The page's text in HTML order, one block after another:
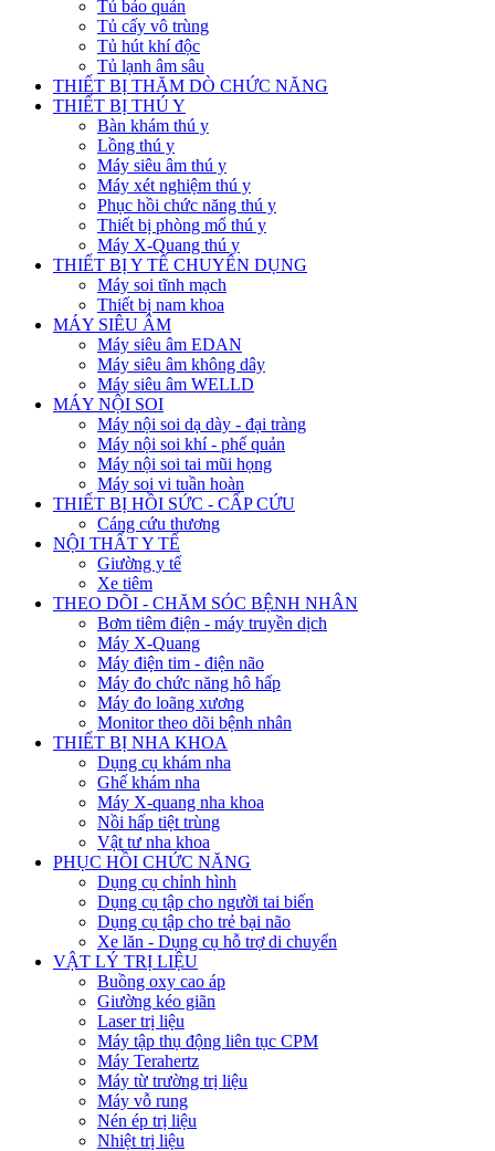
Tủ bảo quản
Tủ cấy vô trùng
Tủ hút khí độc
Tủ lạnh âm sâu
THIẾT BỊ THĂM DÒ CHỨC NĂNG
THIẾT BỊ THÚ Y
Bàn khám thú y
Lồng thú y
Máy siêu âm thú y
Máy xét nghiệm thú y
Phục hồi chức năng thú y
Thiết bị phòng mổ thú y
Máy X-Quang thú y
THIẾT BỊ Y TẾ CHUYÊN DỤNG
Máy soi tĩnh mạch
Thiết bị nam khoa
MÁY SIÊU ÂM
Máy siêu âm EDAN
Máy siêu âm không dây
Máy siêu âm WELLD
MÁY NỘI SOI
Máy nội soi dạ dày - đại tràng
Máy nội soi khí - phế quản
Máy nội soi tai mũi họng
Máy soi vi tuần hoàn
THIẾT BỊ HỒI SỨC - CẤP CỨU
Cáng cứu thương
NỘI THẤT Y TẾ
Giường y tế
Xe tiêm
THEO DÕI - CHĂM SÓC BỆNH NHÂN
Bơm tiêm điện - máy truyền dịch
Máy X-Quang
Máy điện tim - điện não
Máy đo chức năng hô hấp
Máy đo loãng xương
Monitor theo dõi bệnh nhân
THIẾT BỊ NHA KHOA
Dụng cụ khám nha
Ghế khám nha
Máy X-quang nha khoa
Nồi hấp tiệt trùng
Vật tư nha khoa
PHỤC HỒI CHỨC NĂNG
Dụng cụ chỉnh hình
Dụng cụ tập cho người tai biến
Dụng cụ tập cho trẻ bại não
Xe lăn - Dụng cụ hỗ trợ di chuyển
VẬT LÝ TRỊ LIỆU
Buồng oxy cao áp
Giường kéo giãn
Laser trị liệu
Máy tập thụ động liên tục CPM
Máy Terahertz
Máy từ trường trị liệu
Máy vỗ rung
Nén ép trị liệu
Nhiệt trị liệu